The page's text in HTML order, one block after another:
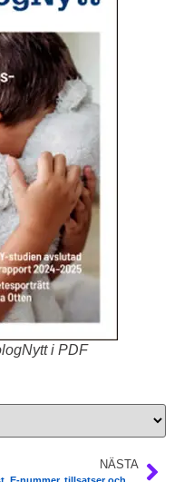
i PDF
NÄSTA